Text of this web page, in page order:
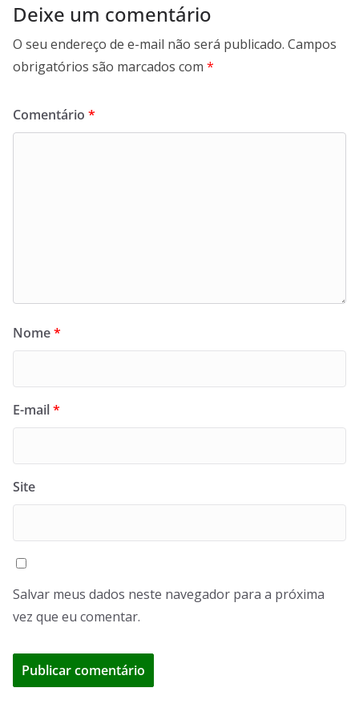
Deixe um comentário
O seu endereço de e-mail não será publicado. Campos
obrigatórios são marcados com *
Comentário *
Nome*
E-mail*
Site
Salvar meus dados neste navegador para a próxima
vez que eu comentar.